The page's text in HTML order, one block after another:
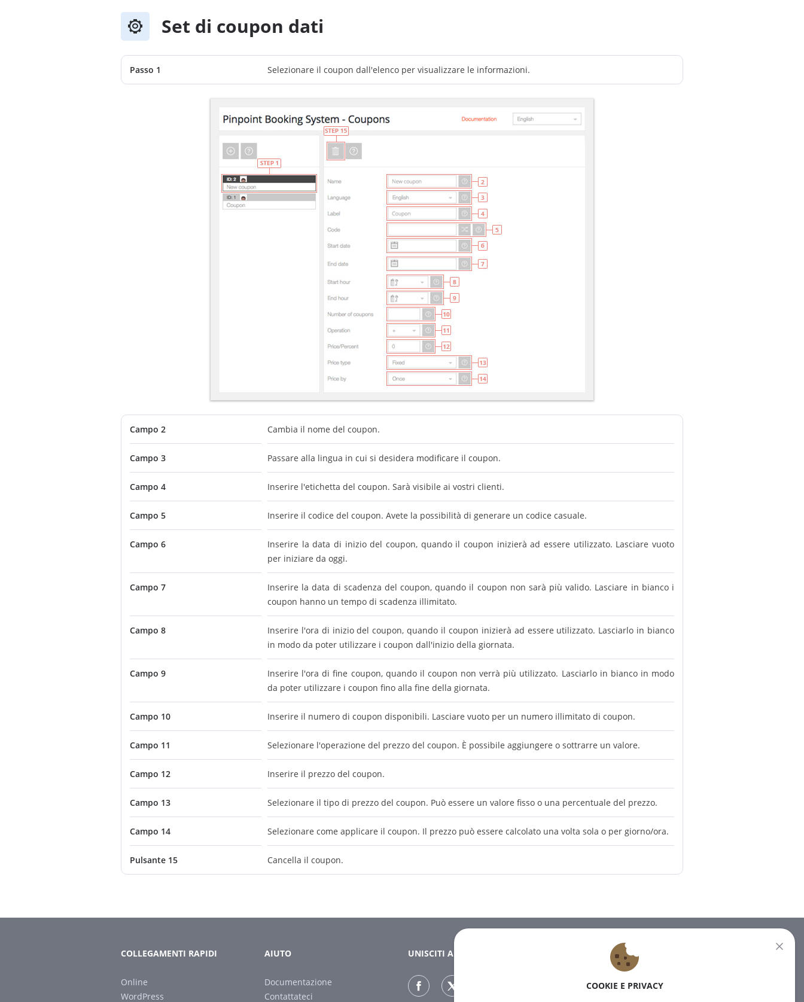
Set di coupon dati
Passo 1 Selezionare il coupon dall'elenco per visualizzare le informazioni.
Campo 2 Cambia il nome del coupon.
Campo 3 Passare alla lingua in cui si desidera modificare il coupon.
Campo 4 Inserire l'etichetta del coupon. Sarà visibile ai vostri clienti.
Campo 5 Inserire il codice del coupon. Avete la possibilità di generare un codice casuale.
Campo 6
Inserire la data di inizio del coupon, quando il coupon inizierà ad essere utilizzato. Lasciare vuoto
per iniziare da oggi.
Campo 7
Inserire la data di scadenza del coupon, quando il coupon non sarà più valido. Lasciare in bianco i
coupon hanno un tempo di scadenza illimitato.
Campo 8
Inserire l'ora di inizio del coupon, quando il coupon inizierà ad essere utilizzato. Lasciarlo in bianco
in modo da poter utilizzare i coupon dall'inizio della giornata.
Campo 9
Inserire l'ora di fine coupon, quando il coupon non verrà più utilizzato. Lasciarlo in bianco in modo
da poter utilizzare i coupon fino alla fine della giornata.
Campo 10 Inserire il numero di coupon disponibili. Lasciare vuoto per un numero illimitato di coupon.
Campo 11 Selezionare l'operazione del prezzo del coupon. È possibile aggiungere o sottrarre un valore.
Campo 12 Inserire il prezzo del coupon.
Campo 13 Selezionare il tipo di prezzo del coupon. Può essere un valore fisso o una percentuale del prezzo.
Campo 14 Selezionare come applicare il coupon. Il prezzo può essere calcolato una volta sola o per giorno/ora.
Pulsante 15 Cancella il coupon.
COLLEGAMENTI RAPIDI
Online
WordPress
AIUTO
Documentazione
Contattateci
UNISCITI A NOI
Iscrivetevi alla nostra newsletter
COOKIE E PRIVACY